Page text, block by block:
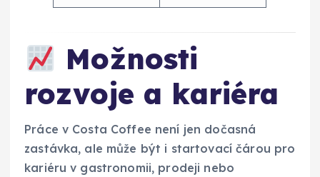
Možnosti
rozvoje a kariéra
Práce v Costa Coffee není jen dočasná
zastávka, ale může být i startovací čárou pro
kariéru v gastronomii, prodeji nebo